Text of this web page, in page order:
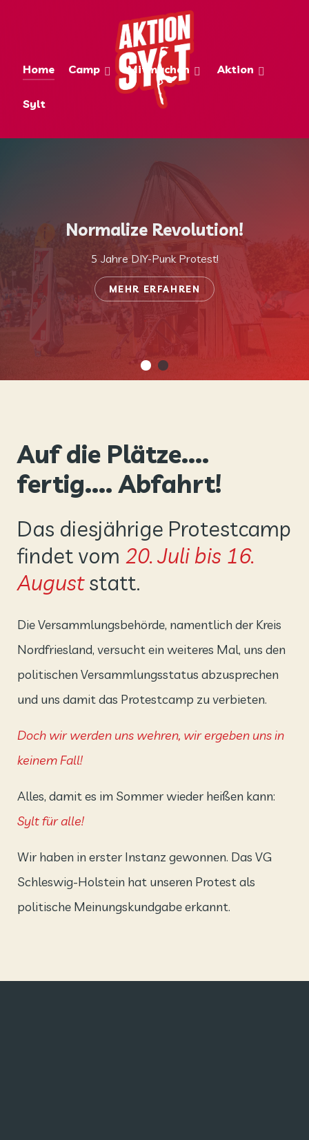
Home Camp Mitmachen Aktion
Sylt
Normalize Revolution!
5 Jahre DIY-Punk Protest!
MEHR ERFAHREN
Auf die Plätze....
fertig.... Abfahrt!
Das diesjährige Protestcamp
findet vom 20. Juli bis 16.
Auguststatt.
Die Versammlungsbehörde, namentlich der Kreis
Nordfriesland, versucht ein weiteres Mal, uns den
politischen Versammlungsstatus abzusprechen
und uns damit das Protestcamp zu verbieten.
Doch wir werden uns wehren, wir ergeben uns in
keinem Fall!
Alles, damit es im Sommer wieder heißen kann:
Sylt für alle!
Wir haben in erster Instanz gewonnen. Das VG
Schleswig-Holstein hat unseren Protest als
politische Meinungskundgabe erkannt.